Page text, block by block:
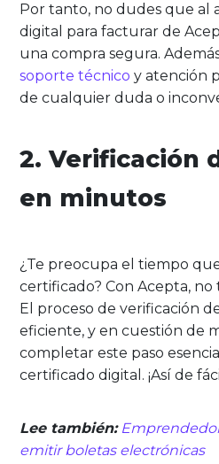
Por tanto, no dudes que
digital para facturar de
una compra segura.
soporte técnico y atención
de cualquier duda o
2. Verificación
en minutos
¿Te preocupa el tiempo
certificado? Con Acepta,
El proceso de verificación
eficiente, y en cuestión de
completar este paso
certificado digital. ¡Así de
Lee también:
emitir boletas electrónicas